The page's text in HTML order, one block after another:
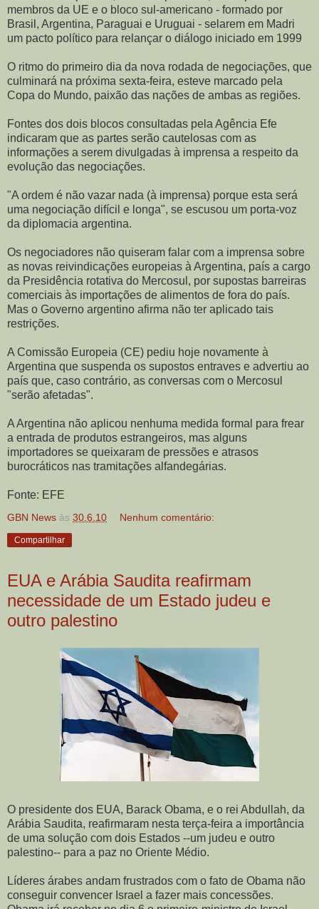
membros da UE e o bloco sul-americano - formado por
Brasil, Argentina, Paraguai e Uruguai - selarem em Madri
um pacto político para relançar o diálogo iniciado em 1999
O ritmo do primeiro dia da nova rodada de negociações, que
culminará na próxima sexta-feira, esteve marcado pela
Copa do Mundo, paixão das nações de ambas as regiões.
Fontes dos dois blocos consultadas pela Agência Efe
indicaram que as partes serão cautelosas com as
informações a serem divulgadas à imprensa a respeito da
evolução das negociações.
"A ordem é não vazar nada (à imprensa) porque esta será
uma negociação difícil e longa", se escusou um porta-voz
da diplomacia argentina.
Os negociadores não quiseram falar com a imprensa sobre
as novas reivindicações europeias à Argentina, país a cargo
da Presidência rotativa do Mercosul, por supostas barreiras
comerciais às importações de alimentos de fora do país.
Mas o Governo argentino afirma não ter aplicado tais
restrições.
A Comissão Europeia (CE) pediu hoje novamente à
Argentina que suspenda os supostos entraves e advertiu ao
país que, caso contrário, as conversas com o Mercosul
"serão afetadas".
A Argentina não aplicou nenhuma medida formal para frear
a entrada de produtos estrangeiros, mas alguns
importadores se queixaram de pressões e atrasos
burocráticos nas tramitações alfandegárias.
Fonte: EFE
GBN News às 30.6.10 Nenhum comentário:
Compartilhar
EUA e Arábia Saudita reafirmam
necessidade de um Estado judeu e
outro palestino
O presidente dos EUA, Barack Obama, e o rei Abdullah, da
Arábia Saudita, reafirmaram nesta terça-feira a importância
de uma solução com dois Estados --um judeu e outro
palestino-- para a paz no Oriente Médio.
Líderes árabes andam frustrados com o fato de Obama não
conseguir convencer Israel a fazer mais concessões.